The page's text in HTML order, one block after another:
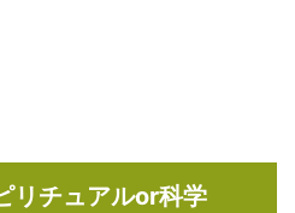
リチュアルor科学